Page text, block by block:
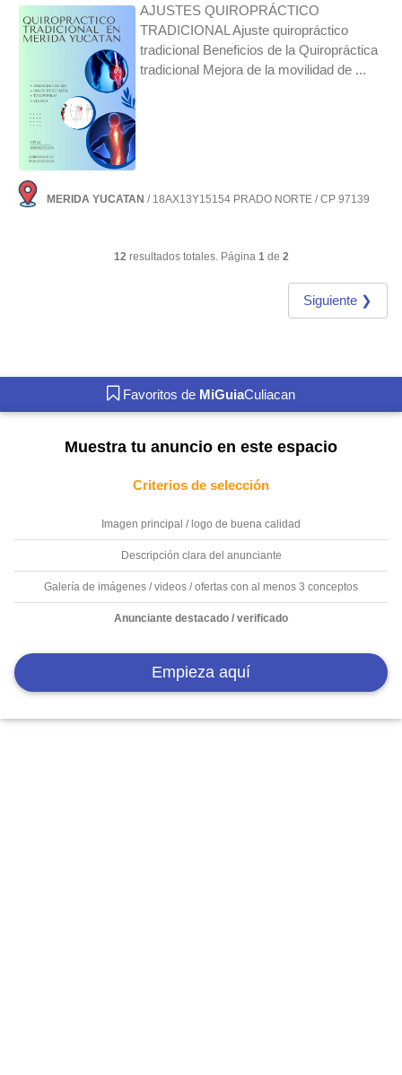
AJUSTES QUIROPRÁCTICO
TRADICIONAL Ajuste quiropráctico
tradicional Beneficios de la Quiropráctica
tradicional Mejora de la movilidad de ...
MERIDA YUCATAN / 18AX13Y15154 PRADO NORTE / CP 97139
12 resultados totales. Página 1 de 2
Siguiente ❯
Favoritos de MiGuiaCuliacan
Muestra tu anuncio en este espacio
Criterios de selección
Imagen principal / logo de buena calidad
Descripción clara del anunciante
Galería de imágenes / videos / ofertas con al menos 3 conceptos
Anunciante destacado / verificado
Empieza aquí